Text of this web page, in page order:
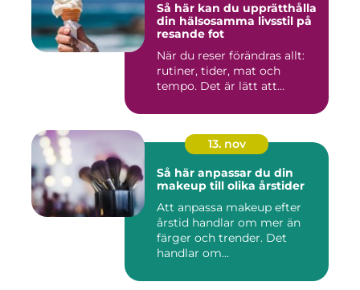
Så här kan du upprätthålla
din hälsosamma livsstil på
resande fot
När du reser förändras allt:
rutiner, tider, mat och
tempo. Det är lätt att...
13. nov
Så här anpassar du din
makeup till olika årstider
Att anpassa makeup efter
årstid handlar om mer än
färger och trender. Det
handlar om...